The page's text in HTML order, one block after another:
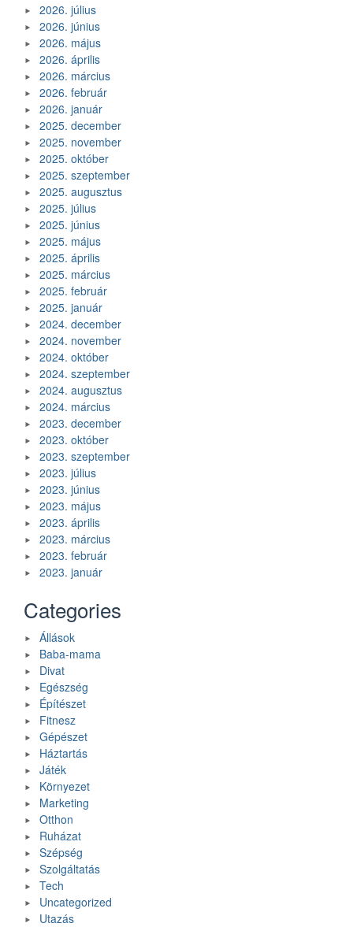
2026. július
2026. június
2026. május
2026. április
2026. március
2026. február
2026. január
2025. december
2025. november
2025. október
2025. szeptember
2025. augusztus
2025. július
2025. június
2025. május
2025. április
2025. március
2025. február
2025. január
2024. december
2024. november
2024. október
2024. szeptember
2024. augusztus
2024. március
2023. december
2023. október
2023. szeptember
2023. július
2023. június
2023. május
2023. április
2023. március
2023. február
2023. január
Categories
Állások
Baba-mama
Divat
Egészség
Építészet
Fitnesz
Gépészet
Háztartás
Játék
Környezet
Marketing
Otthon
Ruházat
Szépség
Szolgáltatás
Tech
Uncategorized
Utazás